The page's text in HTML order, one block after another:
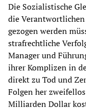
Die Sozialistische
die Verantwortlichen
gezogen werden
strafrechtliche
Manager und
ihrer Komplizen in
direkt zu Tod und
Folgen her
Milliarden Dollar